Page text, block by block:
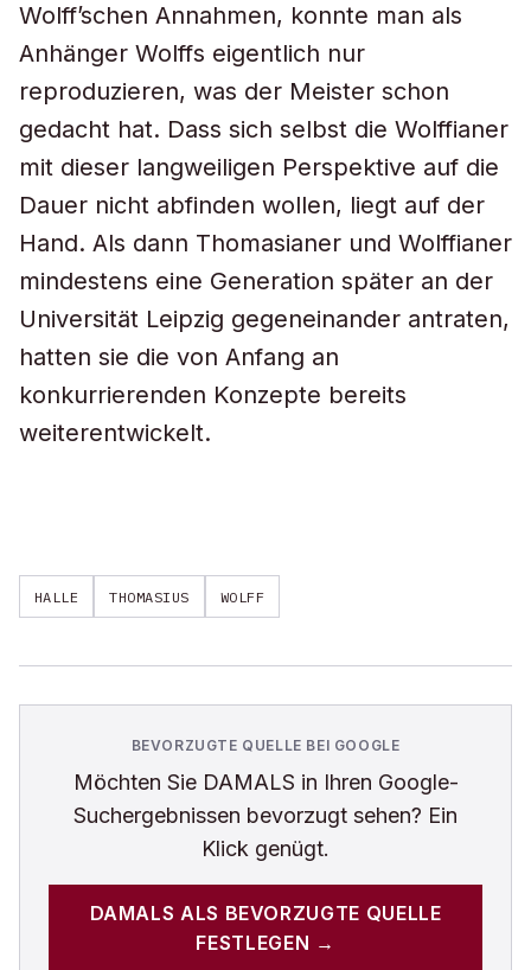
Wolff’schen Annahmen, konnte man als
Anhänger Wolffs eigentlich nur
reproduzieren, was der Meister schon
gedacht hat. Dass sich selbst die Wolffianer
mit dieser langweiligen Perspektive auf die
Dauer nicht abfinden wollen, liegt auf der
Hand. Als dann Thomasianer und Wolffianer
mindestens eine Generation später an der
Universität Leipzig gegeneinander antraten,
hatten sie die von Anfang an
konkurrierenden Konzepte bereits
weiterentwickelt.
HALLE THOMASIUS WOLFF
BEVORZUGTE QUELLE BEI GOOGLE
Möchten Sie DAMALS in Ihren Google-
Suchergebnissen bevorzugt sehen? Ein
Klick genügt.
DAMALS ALS BEVORZUGTE QUELLE
FESTLEGEN →